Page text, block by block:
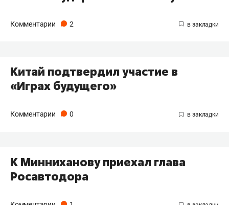
Комментарии 2
Китай подтвердил участие в
«Играх будущего»
Комментарии 0
К Минниханову приехал глава
Росавтодора